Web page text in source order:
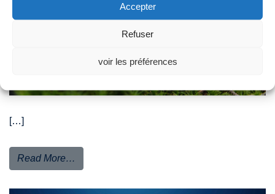
Accepter
Refuser
voir les préférences
[…]
Read More…